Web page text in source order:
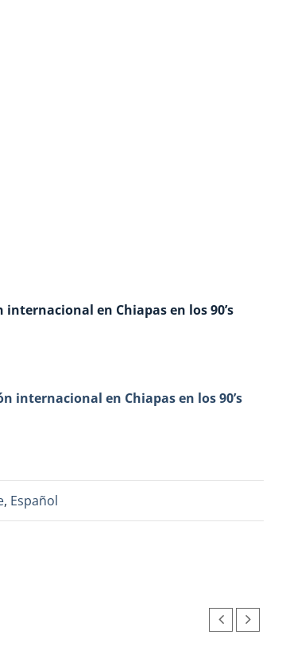
en Chiapas en los 90’s
internacional en Chiapas en los 90’s
, Español